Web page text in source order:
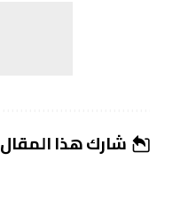
شارك هذا المقال